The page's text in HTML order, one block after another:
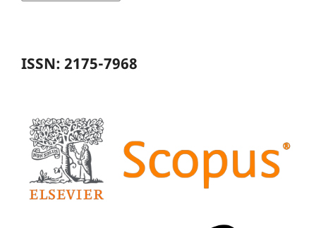
ISSN: 2175-7968